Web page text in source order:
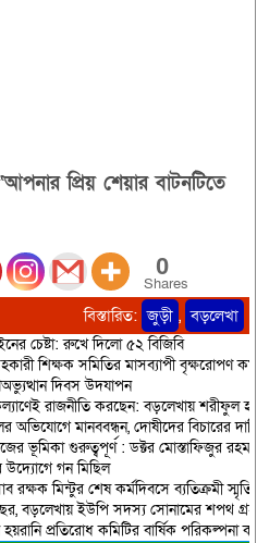
প্রিয় শেয়ার বাটনটিতে
0
Shares
বিস্তারিত: জুড়ী , বড়লেখা
চেষ্টা: রুখে দিলো ৫২ বিজিবি
শিক্ষক সমিতির মাসব্যাপী বৃক্ষরোপণ
দিবস উদযাপন
রাজনীতি করছেন: বড়লেখায় শরীফুল
অভিযোগে মানববন্ধন, দোষীদের বিচারের দাবি
ভূমিকা গুরুত্বপূর্ণ : ডক্টর মোস্তাফিজুর
উদ্যোগে গন মিছিল
রক্ষক মিন্টুর শেষ কর্মদিবসে ব্যতিক্রমী
বড়লেখায় ইউপি সদস্য সোনামের শপথ
প্রতিরোধ কমিটির বার্ষিক পরিকল্পনা